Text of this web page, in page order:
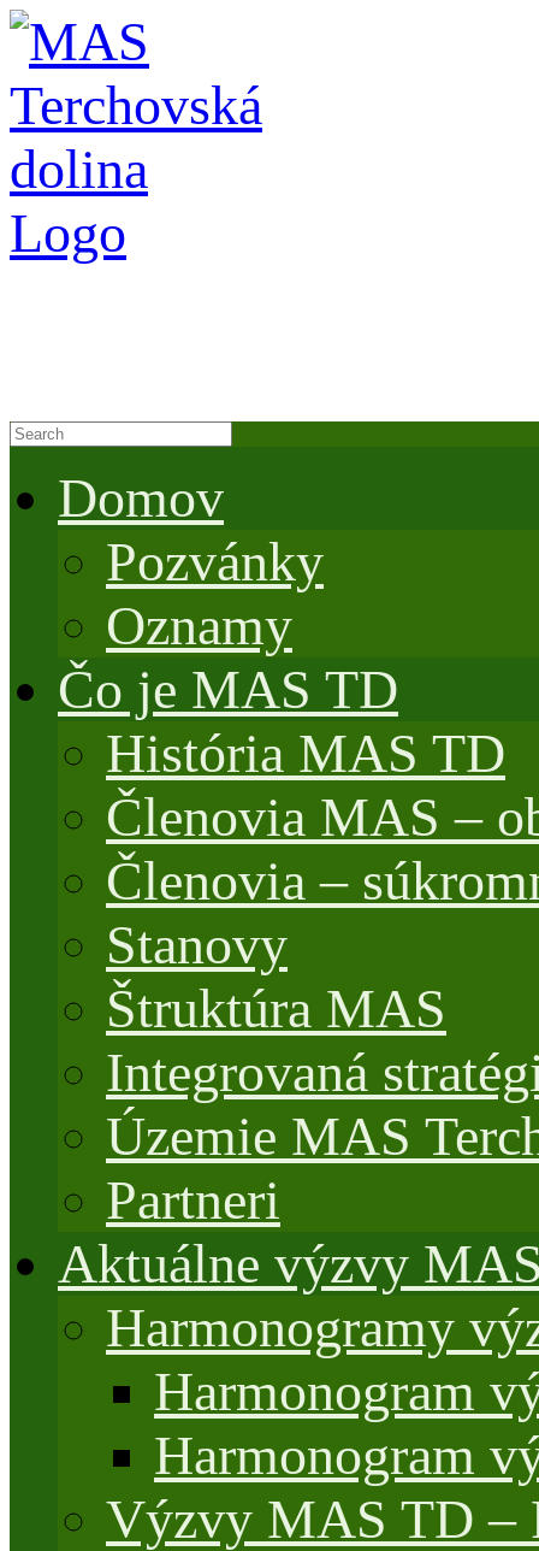
Domov
Pozvánky
Oznamy
Čo je MAS TD
História MAS TD
Členovia MAS –
Členovia –
Stanovy
Štruktúra MAS
Integrovaná
Územie MAS
Partneri
Aktuálne výzvy
Harmonogramy
Harmonogram
Harmonogram
Výzvy MAS TD –